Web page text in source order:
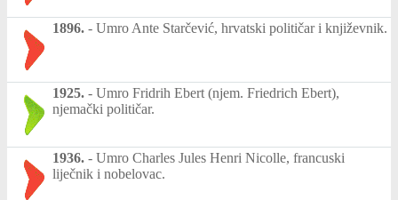
1896. - Umro Ante Starčević, hrvatski političar i književnik.
1925. - Umro Fridrih Ebert (njem. Friedrich Ebert),
njemački političar.
1936. - Umro Charles Jules Henri Nicolle, francuski
liječnik i nobelovac.